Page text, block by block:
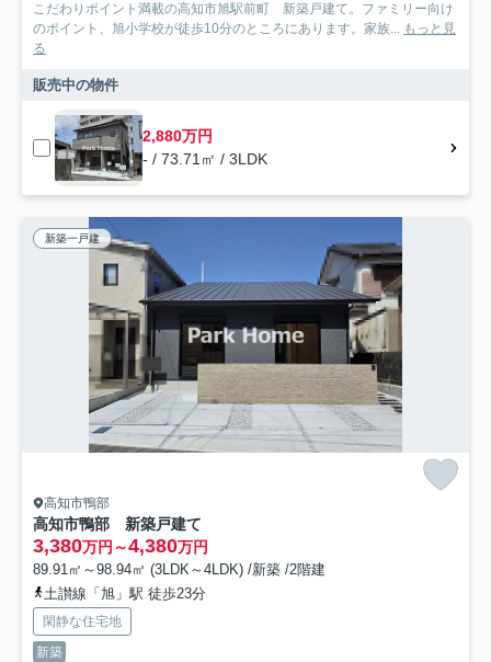
こだわりポイント満載の高知市旭駅前町 新築戸建て。ファミリー向け
のポイント、旭小学校が徒歩10分のところにあります。家族... もっと見
る
販売中の物件
2,880万円
- / 73.71㎡ / 3LDK
新築一戸建
高知市鴨部
高知市鴨部 新築戸建て
3,380万円～4,380万円
89.91㎡～98.94㎡ (3LDK～4LDK) /新築 /2階建
土讃線「旭」駅 徒歩23分
閑静な住宅地
新築